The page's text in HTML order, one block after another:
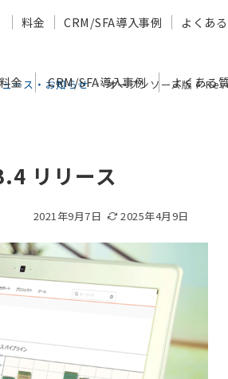
金 CRM/SFA導入事例 よくある
料金 CRM/SFA導入事例 よくあ
ュース・お知らせ オープンソース版 F-
リリース
2021年9月7日 2025年4月9日